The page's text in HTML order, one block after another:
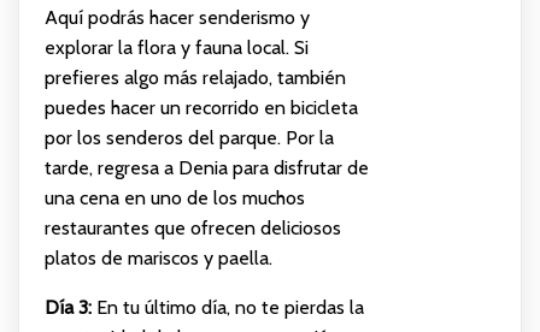
Aquí podrás hacer senderismo y
explorar la flora y fauna local. Si
prefieres algo más relajado, también
puedes hacer un recorrido en bicicleta
por los senderos del parque. Por la
tarde, regresa a Denia para disfrutar de
una cena en uno de los muchos
restaurantes que ofrecen deliciosos
platos de mariscos y paella.
Día 3:En tu último día, no te pierdas la